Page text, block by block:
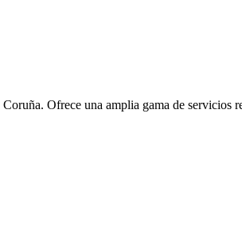
Ofrece una amplia gama de servicios